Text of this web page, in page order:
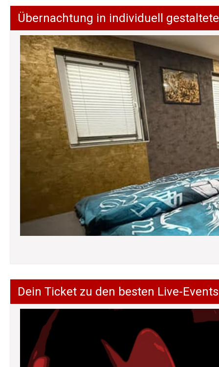
Übernachtung in individuell
Dein Ticket zu den besten Live-Events